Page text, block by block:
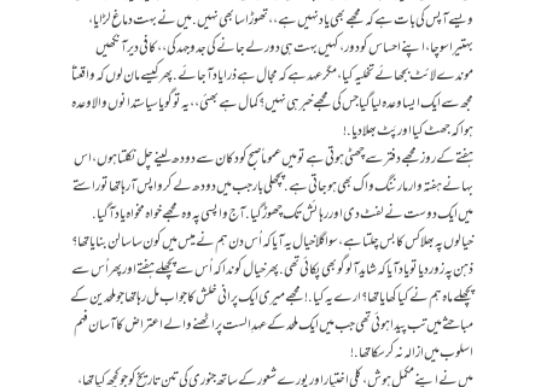
ویسے آپس کی بات ہے کہ مجھے بھی یاد نہیں ہے،، تھوڑا سا بھی نہیں. میں نے بہت دماغ لڑایا،
بہتیرا سوچا، اپنے احساس کو دور، کہیں بہت ہی دور لے جانے کی جدوجہد کی،، کافی دیر آنکھیں
موندے لائٹ بجھائے تخلیہ کیا، مگر عہد ہے کہ مجال ہے ذرا یاد آ جائے. پھر کیسے مان لوں کہ واقعتاً
مجھ سے ایک ایسا وعدہ لیا گیا جس کی مجھے خبر ہی نہیں؟ کمال ہے بھئی،، یہ تو گویا سیاستدانوں والا وعدہ
ہوا کہ جھٹ کیا اور پَٹ بھلا دیا.!
ہفتے کے روز مجھے دفتر سے چھٹی ہوتی ہے تو میں عموماً صبح کو دکان سے دودھ لینے چل نکلتا ہوں، اس
بہانے ہفتہ وار مارننگ واک بھی ہو جاتی ہے. پچھلی بار جب میں دودھ لے کر واپس آرہا تھا تو راستے
میں ایک دوست نے لفٹ دی اور رہائش تک چھوڑ گیا. آج واپسی پہ وہ مجھے خواہ مخواہ یاد آگیا.
خیالوں پہ بھلا کس کا بس چلتا ہے، سو اگلا خیال یہ آیا کہ اُس دن ہم نے میس میں کون سا سالن بنایا تھا؟
ذہن پہ زور دیا تو یاد آیا کہ شاید آلو گوبھی پکائی تھی. پھر خیال کوندا کہ اُس سے پچھلے ہفتے اور پھر اُس سے
پچھلے ماہ ہم نے کیا کھایا تھا؟ ارے یہ کیا.! مجھے میری ایک پرانی خلش کا جواب مل رہا تھا جو ملحدین کے
مباحثے میں تب پیدا ہوئی تھی جب میں ایک ملحد کے عہدِ الست پر اٹھنے والے اعتراض کا آسان فہم
اسلوب میں ازالہ نہ کر سکا تھا.!